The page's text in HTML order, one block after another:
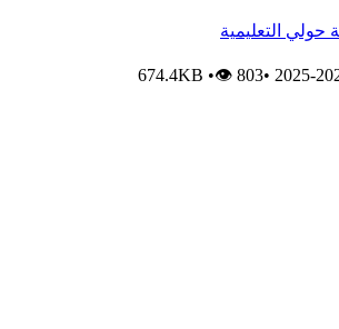
حولي التعليمية
2025-
•
674.4KB •👁 803